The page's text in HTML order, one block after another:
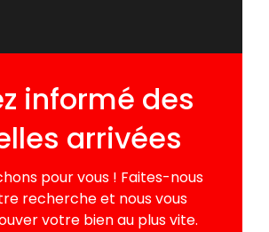
informé des
arrivées
pour vous ! Faites-nous
recherche et nous vous
votre bien au plus vite.